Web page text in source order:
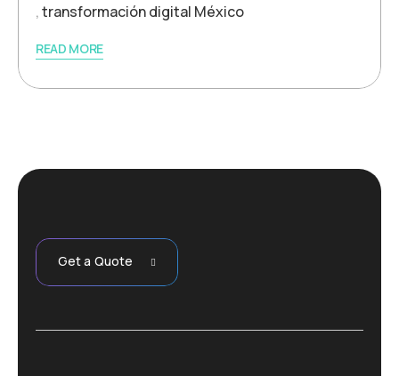
,transformación digital México
READ MORE
Get a Quote